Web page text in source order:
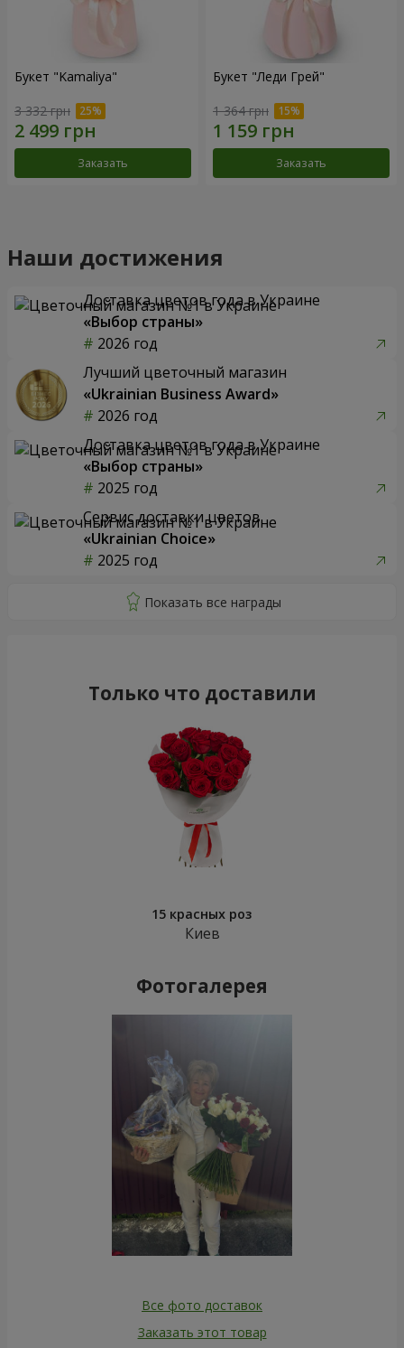
Букет "Kamaliya"
3 332 грн
Заказать
Букет "Леди Грей"
1 364 грн
Заказать
Наши достижения
Доставка цветов года в Украине
«Выбор страны»
2026 год
Лучший цветочный магазин
«Ukrainian Business Award»
2026 год
Доставка цветов года в Украине
«Выбор страны»
2025 год
Сервис доставки цветов
«Ukrainian Choice»
2025 год
Только что доставили
15 красных роз
Киев
Фотогалерея
Все фото доставок
Заказать этот товар